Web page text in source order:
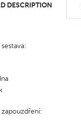
DESCRIPTION